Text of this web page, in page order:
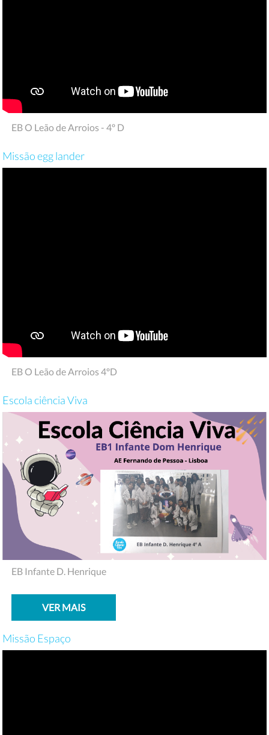
EB O Leão de Arroios - 4º D
Missão egg lander
EB O Leão de Arroios 4ºD
Escola ciência Viva
EB Infante D. Henrique
VER MAIS
Missão Espaço